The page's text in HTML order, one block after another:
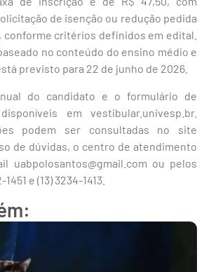
de isenção ou redução pedida
conforme critérios definidos em edital.
no conteúdo do ensino médio e
previsto para 22 de junho de 2026.
do candidato e o formulário de
em vestibular.univesp.br.
podem ser consultadas no site
de dúvidas, o centro de atendimento
uabpolosantos@gmail.com ou pelos
e (13) 3234-1413.